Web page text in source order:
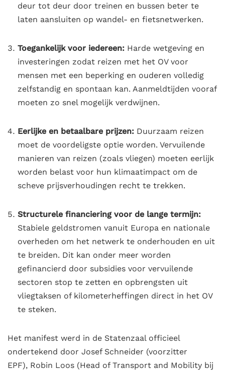
deur tot deur door treinen en bussen beter te
laten aansluiten op wandel- en fietsnetwerken.
Toegankelijk voor iedereen: Harde wetgeving en
investeringen zodat reizen met het OV voor
mensen met een beperking en ouderen volledig
zelfstandig en spontaan kan. Aanmeldtijden vooraf
moeten zo snel mogelijk verdwijnen.
Eerlijke en betaalbare prijzen: Duurzaam reizen
moet de voordeligste optie worden. Vervuilende
manieren van reizen (zoals vliegen) moeten eerlijk
worden belast voor hun klimaatimpact om de
scheve prijsverhoudingen recht te trekken.
Structurele financiering voor de lange termijn:
Stabiele geldstromen vanuit Europa en nationale
overheden om het netwerk te onderhouden en uit
te breiden. Dit kan onder meer worden
gefinancierd door subsidies voor vervuilende
sectoren stop te zetten en opbrengsten uit
vliegtaksen of kilometerheffingen direct in het OV
te steken.
Het manifest werd in de Statenzaal officieel
ondertekend door Josef Schneider (voorzitter
EPF), Robin Loos (Head of Transport and Mobility bij